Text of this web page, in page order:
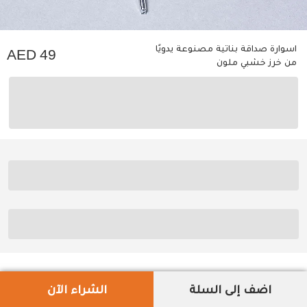
اسوارة صداقة بناتية مصنوعة يدويًا
من خرز خشبي ملون
49
اضف إلى السلة الشراء الآن